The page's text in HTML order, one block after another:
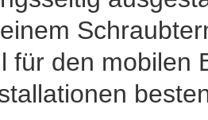
für den mobilen